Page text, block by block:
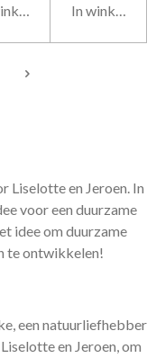
In
Liselotte en Jeroen. In
voor een duurzame
idee om duurzame
te ontwikkelen!
een natuurliefhebber
en Jeroen, om